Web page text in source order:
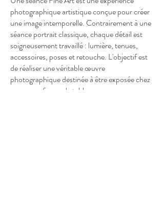
photographique artistique conçue pour créer
une image intemporelle. Contrairement à une
séance portrait classique, chaque détail est
soigneusement travaillé : lumière, tenues,
accessoires, poses et retouche. L'objectif est
de réaliser une véritable œuvre
photographique destinée à être exposée chez
vous sous forme de tableau.